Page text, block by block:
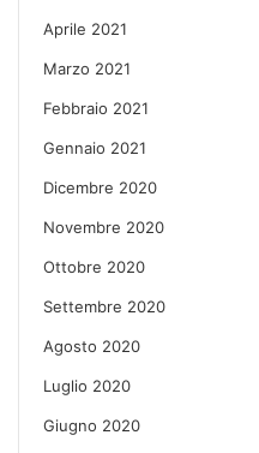
Aprile 2021
Marzo 2021
Febbraio 2021
Gennaio 2021
Dicembre 2020
Novembre 2020
Ottobre 2020
Settembre 2020
Agosto 2020
Luglio 2020
Giugno 2020